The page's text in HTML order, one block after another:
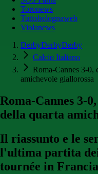
Toronews
Tuttobolognaweb
Violanews
DerbyDerbyDerby
Calcio Italiano
Roma-Cannes 3-0,
amichevole giallorossa
Roma-Cannes 3-
della quarta
Il riassunto e le
l'ultima partita
tournée in